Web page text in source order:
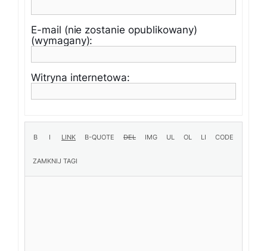
E-mail (nie zostanie opublikowany)
(wymagany):
Witryna internetowa: